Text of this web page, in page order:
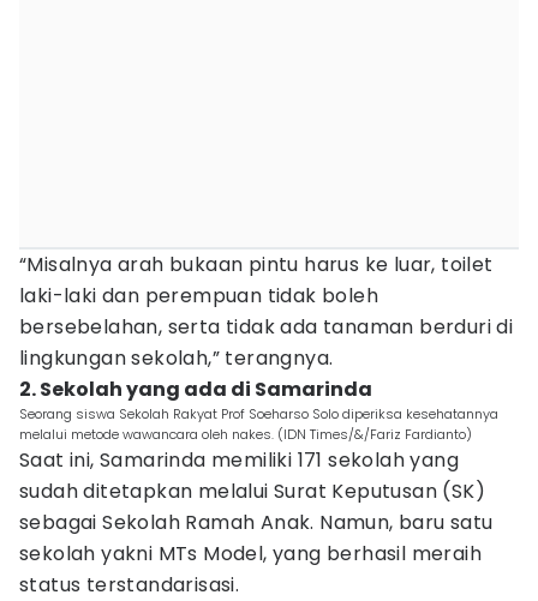
“Misalnya arah bukaan pintu harus ke luar, toilet
laki-laki dan perempuan tidak boleh
bersebelahan, serta tidak ada tanaman berduri di
lingkungan sekolah,” terangnya.
2. Sekolah yang ada di Samarinda
Seorang siswa Sekolah Rakyat Prof Soeharso Solo diperiksa kesehatannya
melalui metode wawancara oleh nakes. (IDN Times/&/Fariz Fardianto)
Saat ini, Samarinda memiliki 171 sekolah yang
sudah ditetapkan melalui Surat Keputusan (SK)
sebagai Sekolah Ramah Anak. Namun, baru satu
sekolah yakni MTs Model, yang berhasil meraih
status terstandarisasi.